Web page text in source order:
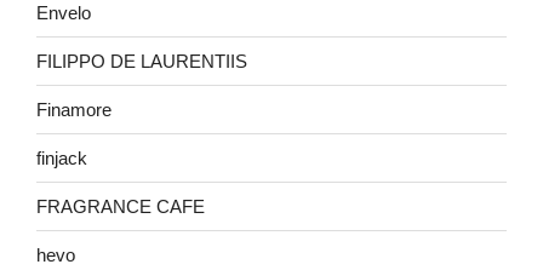
Envelo
FILIPPO DE LAURENTIIS
Finamore
finjack
FRAGRANCE CAFE
hevo